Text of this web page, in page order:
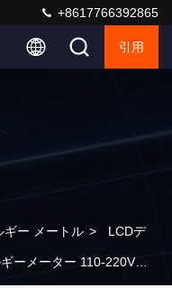
+8617766392865
引用
ギー メートル > LCDデ
ーメーター 110-220V電